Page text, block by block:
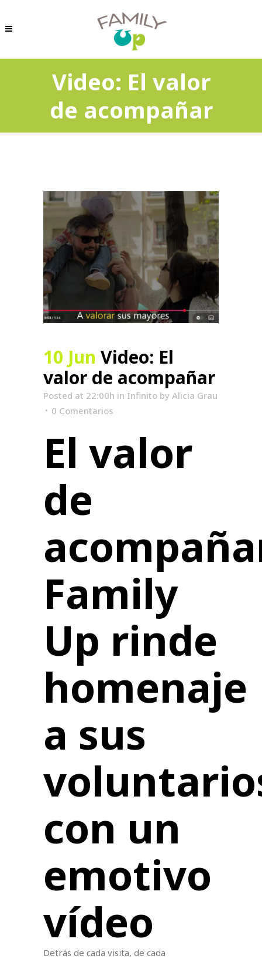
Video: El valor
de acompañar
10 Jun Video: El
valor de acompañar
Posted at 22:00h in Infinito by Alicia Grau
0 Comentarios
El valor
de
Family
Up rinde
homenaje
a sus
con un
emotivo
vídeo
Detrás de cada visita, de cada